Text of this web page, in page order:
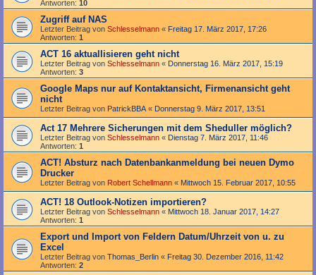
Antworten: 10
Zugriff auf NAS
Letzter Beitrag von Schlesselmann « Freitag 17. März 2017, 17:26
Antworten: 1
ACT 16 aktuallisieren geht nicht
Letzter Beitrag von Schlesselmann « Donnerstag 16. März 2017, 15:19
Antworten: 3
Google Maps nur auf Kontaktansicht, Firmenansicht geht
nicht
Letzter Beitrag von PatrickBBA « Donnerstag 9. März 2017, 13:51
Act 17 Mehrere Sicherungen mit dem Sheduller möglich?
Letzter Beitrag von Schlesselmann « Dienstag 7. März 2017, 11:46
Antworten: 1
ACT! Absturz nach Datenbankanmeldung bei neuen Dymo
Drucker
Letzter Beitrag von Robert Schellmann « Mittwoch 15. Februar 2017, 10:55
ACT! 18 Outlook-Notizen importieren?
Letzter Beitrag von Schlesselmann « Mittwoch 18. Januar 2017, 14:27
Antworten: 1
Export und Import von Feldern Datum/Uhrzeit von u. zu
Excel
Letzter Beitrag von Thomas_Berlin « Freitag 30. Dezember 2016, 11:42
Antworten: 2